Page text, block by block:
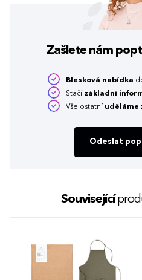
Zašlete nám
Blesková nabídka
Stačí základní
Vše ostatní uděláme
Odeslat
Související